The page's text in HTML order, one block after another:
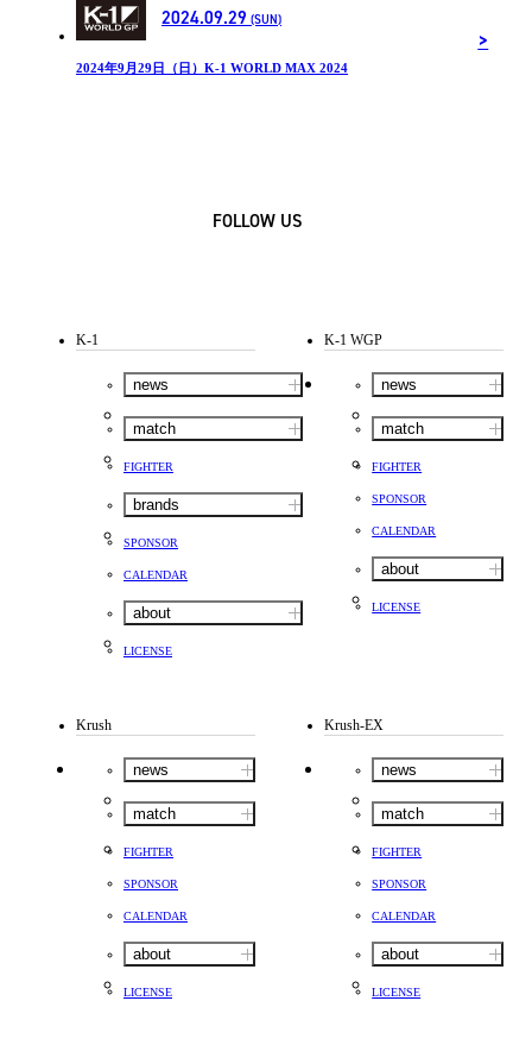
2024.09.29 (SUN)
2024年9月29日（日）K-1 WORLD MAX 2024
FOLLOW US
K-1
news
match
FIGHTER
brands
SPONSOR
CALENDAR
about
LICENSE
K-1 WGP
news
match
FIGHTER
SPONSOR
CALENDAR
about
LICENSE
Krush
news
match
FIGHTER
SPONSOR
CALENDAR
about
LICENSE
Krush-EX
news
match
FIGHTER
SPONSOR
CALENDAR
about
LICENSE